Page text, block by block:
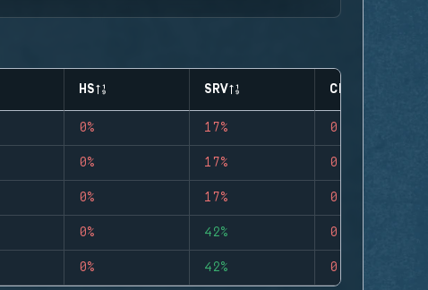
HS SRV CLUTCHES
0% 17% 0
0% 17% 0
0% 17% 0
0% 42% 0
0% 42% 0